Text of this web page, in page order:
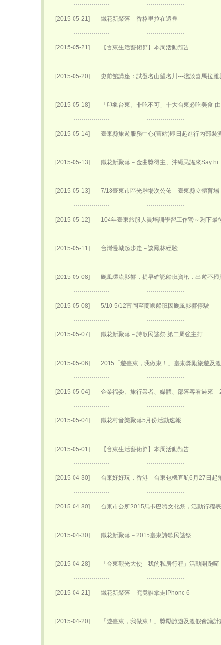
[2015-05-21] 鐵花新聚落－香格里拉在這裡
[2015-05-21] 【台東生活藝術節】本周活動預告
[2015-05-20] 史前館講座：試登名山望名川---淺談喜馬拉雅
[2015-05-18] 「印象台東。非吃不可」十大台東必吃美食
[2015-05-14] 臺東縣旅遊服務中心(舊站)即日起進行內部裝
[2015-05-13] 鐵花新聚落－金曲獎得主、沖繩民謠來Say hi
[2015-05-13] 7/18臺東市區光雕場次公佈－臺東縣立體育場
[2015-05-12] 104年臺東旅服人員培訓學習工作營～剩下最
[2015-05-11] 台灣慢城起步走－談鳳林經驗
[2015-05-08] 颱風環流影響，提早確認船班資訊，出遊不掃
[2015-05-08] 5/10-5/12富岡至蘭嶼船班因颱風影響停駛
[2015-05-07] 鐵花新聚落－詩歌民謠祭 第二周強主打
[2015-05-06] 2015「遊臺東，我做東！」臺東獎勵旅遊及
[2015-05-04] 企業福委、旅行業者、媒體、部落客看過來
[2015-05-04] 鐵花村音樂聚落5月份活動速報
[2015-05-01] 【台東生活藝術節】本周活動預告
[2015-04-30] 台東好好玩，香港－台東包機直航6月27日​起
[2015-04-30] 台東市公所2015馬卡巴嗨文化祭，活動行程
[2015-04-30] 鐵花新聚落－2015臺東詩歌民謠祭
[2015-04-28] 「台東觀光大使－我的私房行程」活動開跑囉
[2015-04-21] 鐵花新聚落－究竟誰拿走iPhone 6
[2015-04-20] 「遊臺東，我做東！」獎勵旅遊及渡假會議計